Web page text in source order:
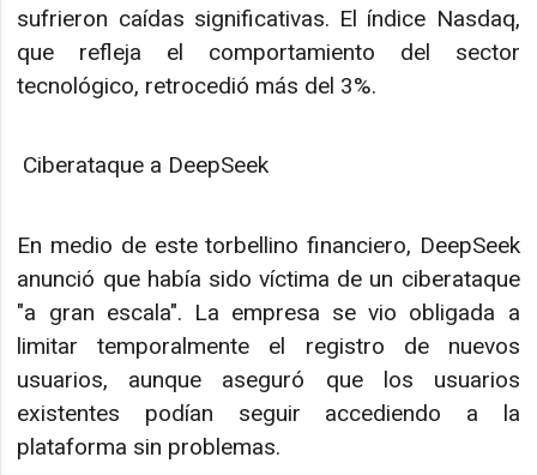
sufrieron caídas significativas. El índice Nasdaq,
que refleja el comportamiento del sector
tecnológico, retrocedió más del 3%.
Ciberataque a DeepSeek
En medio de este torbellino financiero, DeepSeek
anunció que había sido víctima de un ciberataque
"a gran escala". La empresa se vio obligada a
limitar temporalmente el registro de nuevos
usuarios, aunque aseguró que los usuarios
existentes podían seguir accediendo a la
plataforma sin problemas.